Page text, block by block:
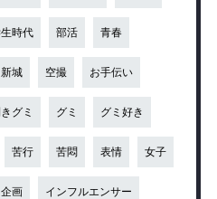
時代 部活 青春
新城 空撮 お手伝い
グミ グミ グミ好き
苦行 苦悶 表情 女子
企画 インフルエンサー